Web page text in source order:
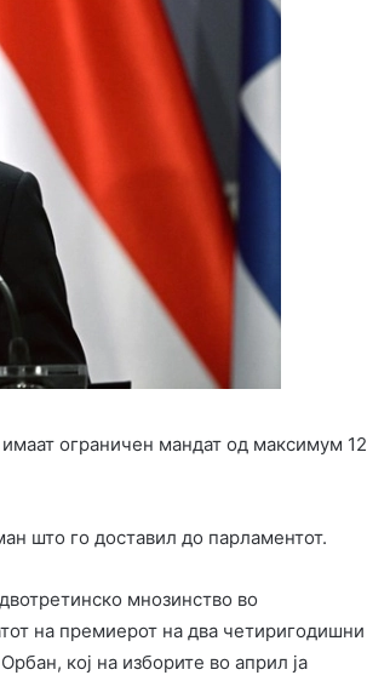
ограничен мандат од максимум 12
што го доставил до парламентот.
мнозинство во
на премиерот на два четиригодишни
кој на изборите во април ја